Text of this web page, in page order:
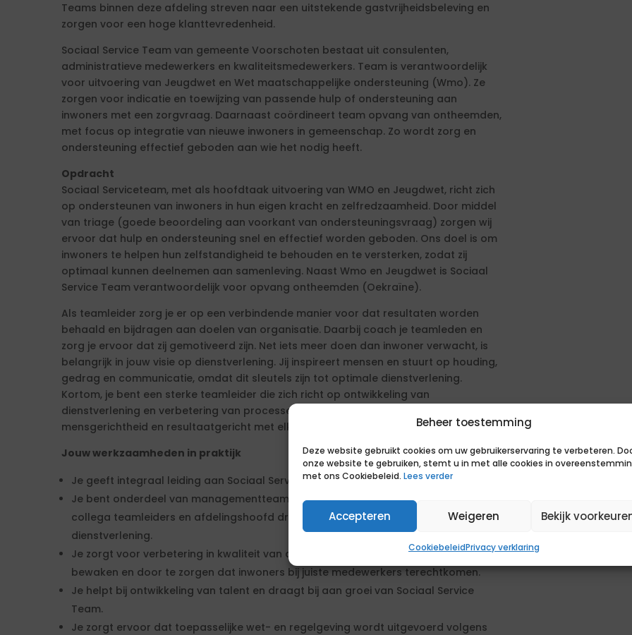
Beheer toestemming
Deze website gebruikt cookies om uw gebruikerservaring te verbeteren.
onze website te gebruiken, stemt u in met alle cookies in
met ons Cookiebeleid. Lees verder
Accepteren Weigeren Bekijk
CookiebeleidPrivacy verklaring
Teams binnen deze afdeling streven naar een uitstekende gastvrijheidsbeleving en
zorgen voor een hoge klanttevredenheid.
Sociaal Service Team van gemeente Voorschoten bestaat uit consulenten,
administratieve medewerkers en kwaliteitsmedewerkers. Team is verantwoordelijk
voor uitvoering van Jeugdwet en Wet maatschappelijke ondersteuning (Wmo). Ze
zorgen voor indicatie en toewijzing van passende hulp of ondersteuning aan
inwoners met een zorgvraag. Daarnaast coördineert team opvang van ontheemden,
met focus op integratie van nieuwe inwoners in gemeenschap. Zo wordt zorg en
ondersteuning effectief geboden aan wie het nodig heeft.
Opdracht
Sociaal Serviceteam, met als hoofdtaak uitvoering van WMO en Jeugdwet, richt zich
op ondersteunen van inwoners in hun eigen kracht en zelfredzaamheid. Door middel
van triage (goede beoordeling aan voorkant van ondersteuningsvraag) zorgen wij
ervoor dat hulp en ondersteuning snel en effectief worden geboden. Ons doel is om
inwoners te helpen hun zelfstandigheid te behouden en te versterken, zodat zij
optimaal kunnen deelnemen aan samenleving. Naast Wmo en Jeugdwet is Sociaal
Service Team verantwoordelijk voor opvang ontheemden (Oekraïne).
Als teamleider zorg je er op een verbindende manier voor dat resultaten worden
behaald en bijdragen aan doelen van organisatie. Daarbij coach je teamleden en
zorg je ervoor dat zij gemotiveerd zijn. Net iets meer doen dan inwoner verwacht, is
belangrijk in jouw visie op dienstverlening. Jij inspireert mensen en stuurt op houding,
gedrag en communicatie, omdat dit sleutels zijn tot optimale dienstverlening.
Kortom, je bent een sterke teamleider die zich richt op ontwikkeling van
dienstverlening en verbetering van processen in organisatie. Je bent in staat om
mensgerichtheid en resultaatgericht met elkaar in balans te brengen.
Jouw werkzaamheden in praktijk
Je geeft integraal leiding aan Sociaal Service Team.
Je bent onderdeel van managementteam van afdeling Dienstverlening. Samen met
collega teamleiders en afdelingshoofd draag je bij aan een visie op
dienstverlening.
Je zorgt voor verbetering in kwaliteit van dienstverlening, door termijnen te
bewaken en door te zorgen dat inwoners bij juiste medewerkers terechtkomen.
Je helpt bij ontwikkeling van talent en draagt bij aan groei van Sociaal Service
Team.
Je zorgt ervoor dat toepasselijke wet- en regelgeving wordt uitgevoerd volgens